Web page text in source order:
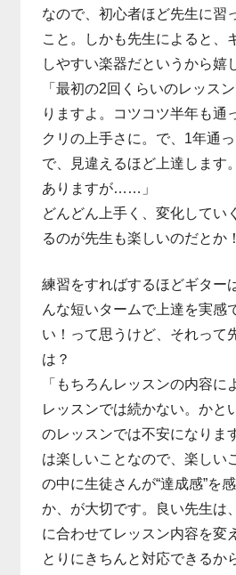
なので、初心者ほど先生に習
こと。しかも先生によると、
しやすい楽器だというから嬉
「最初の2回くらいのレッス
りますよ。コツコツ半年も通
クリの上手さに。で、1年通
で、見違えるほど上達します
ありますが……」
どんどん上手く、変化してい
るのが先生も楽しいのだとか！
練習をすればするほどギター
んな短いタームで上達を実感
い！って思うけど、それって
は？
「もちろんレッスンの内容に
レッスンでは続かない。かと
のレッスンでは不安になりま
は楽しいことなので、楽しい
の中に生徒さんが“達成感”を
か、が大切です。良い先生は
に合わせてレッスン内容を変
とりにきちんと対応できるか